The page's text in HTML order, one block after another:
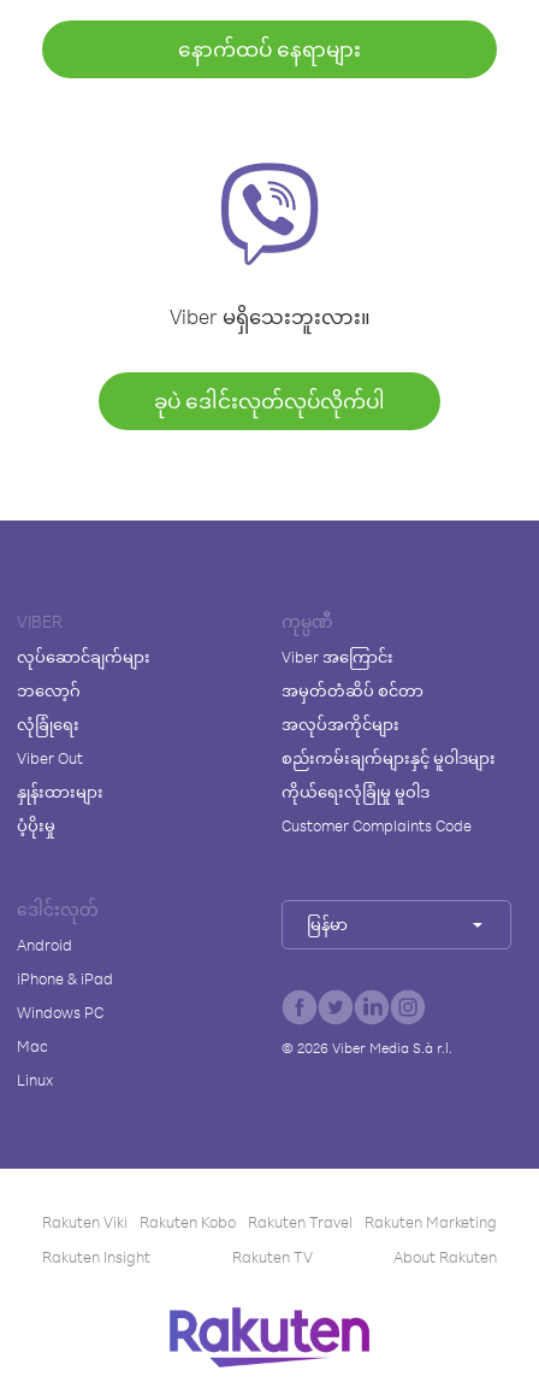
နောက်ထပ် နေရာများ
Viber မရှိသေးဘူးလား။
ခုပဲ ဒေါင်းလုတ်လုပ်လိုက်ပါ
VIBER
လုပ်ဆောင်ချက်များ
ဘလော့ဂ်
လုံခြုံရေး
Viber Out
နှုန်းထားများ
ပံ့ပိုးမှု
ကုမ္ပဏီ
Viber အကြောင်း
အမှတ်တံဆိပ် စင်တာ
အလုပ်အကိုင်များ
စည်းကမ်းချက်များနှင့် မူဝါဒများ
ကိုယ်ရေးလုံခြုံမှု မူဝါဒ
Customer Complaints Code
ဒေါင်းလုတ်
Android
iPhone & iPad
Windows PC
Mac
Linux
မြန်မာ
© 2026Viber Media S.à r.l.
Rakuten Viki Rakuten Kobo Rakuten Travel
Rakuten Marketing
Rakuten Insight
Rakuten TV About Rakuten